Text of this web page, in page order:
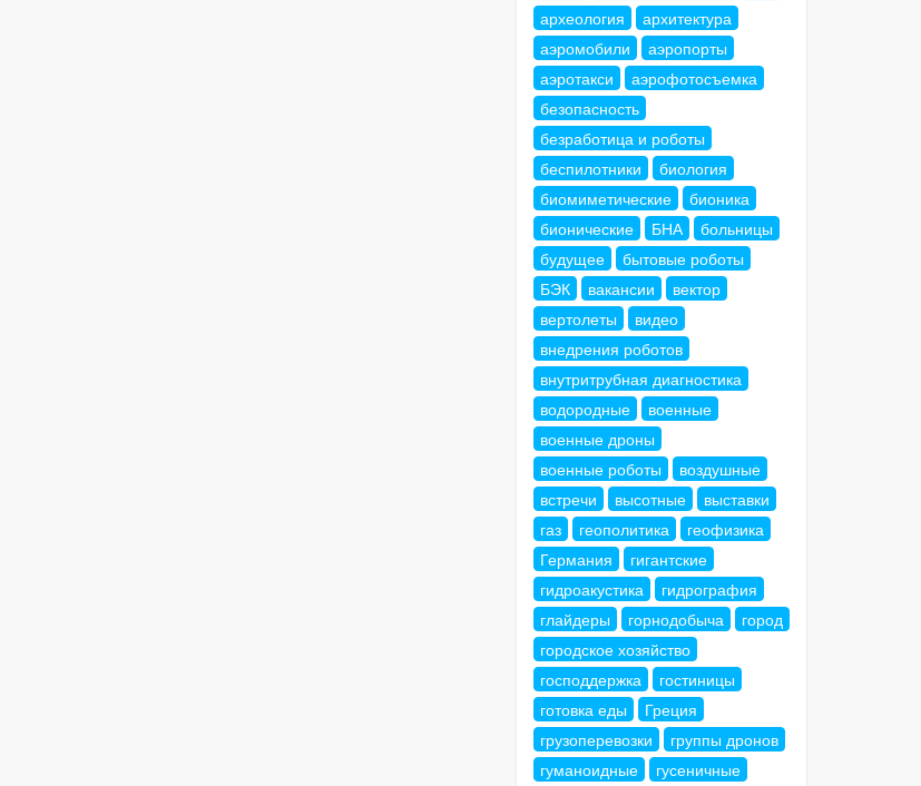
археология
архитектура
аэромобили
аэропорты
аэротакси
аэрофотосъемка
безопасность
безработица и роботы
беспилотники
биология
биомиметические
бионика
бионические
БНА
больницы
будущее
бытовые роботы
БЭК
вакансии
вектор
вертолеты
видео
внедрения роботов
внутритрубная диагностика
водородные
военные
военные дроны
военные роботы
воздушные
встречи
высотные
выставки
газ
геополитика
геофизика
Германия
гигантские
гидроакустика
гидрография
глайдеры
горнодобыча
город
городское хозяйство
господдержка
гостиницы
готовка еды
Греция
грузоперевозки
группы дронов
гуманоидные
гусеничные